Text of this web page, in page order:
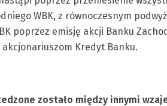
WBK, z równoczesnym
poprzez emisję akcji Banku
Kredyt Banku.
zostało między innymi